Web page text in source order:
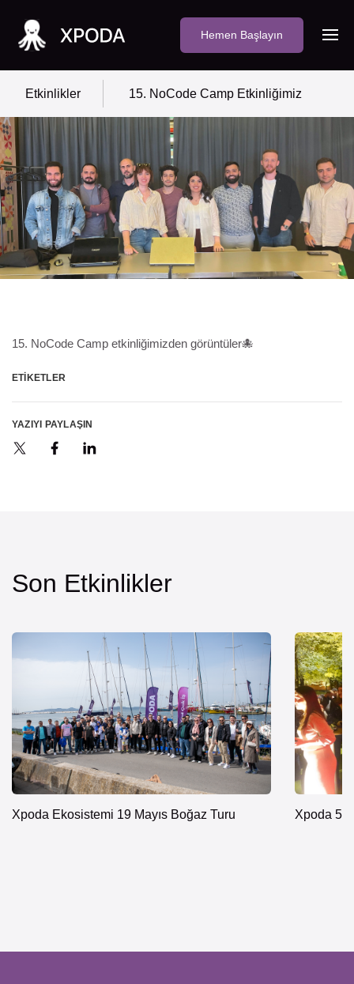
Hemen Başlayın
Etkinlikler 15. NoCode Camp Etkinliğimiz
15. NoCode Camp etkinliğimizden görüntüler🐙
ETIKETLER
YAZIYI PAYLAŞIN
Son Etkinlikler
Xpoda Ekosistemi 19 Mayıs Boğaz Turu Xpoda 5.